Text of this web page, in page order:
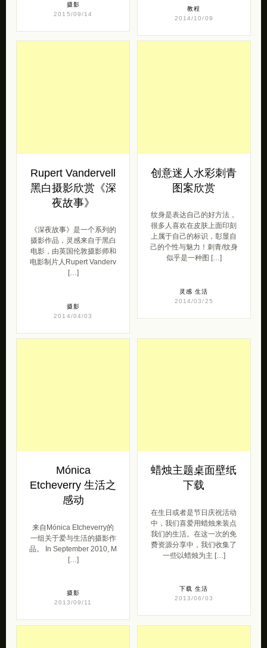
摄影
2015/09/14
教程
2014/10/09
Rupert Vandervell
黑白摄影欣赏《深
夜故事》
《深夜故事》是一个系列的
摄影作品，灵感来自于黑白
电影，由英国伦敦摄影师和
电影制片人Rupert Vanderv
[…]
摄影
2014/04/03
创意迷人水彩刺青
图案欣赏
纹身是表达自己的好方法，
很多人喜欢在皮肤上面印刻
上属于自己的标识，彰显自
己的个性与魅力！刺青/纹身
似乎是一种图 […]
灵感 生活
2014/03/25
Mónica
Etcheverry 生活之
感动
来自Mónica Etcheverry的
一组关于爱与生活的摄影作
品。 In September 2010, M
[…]
摄影
2013/09/11
蜡烛主题桌面壁纸
下载
在生日或者是节日庆祝活动
中，我们喜爱用蜡烛来装点
我们的生活。在这一次的免
费资源分享中，我们收集了
一些以蜡烛为主 […]
下载 生活
2013/06/03